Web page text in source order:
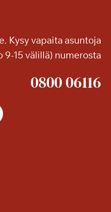
Kysy vapaita asuntoja
9-15 välillä) numerosta
0800 06116